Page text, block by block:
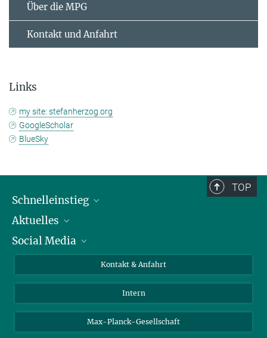
Über die MPG
Kontakt und Anfahrt
Links
my site: stefanherzog.org
GoogleScholar
BlueSky
TOP
Schnelleinstieg
Personen
Pressebereich
Aktuelles
Stellenangebote
Social Media
LinkedIn
Kontakt & Anfahrt
Intern
Max-Planck-Gesellschaft